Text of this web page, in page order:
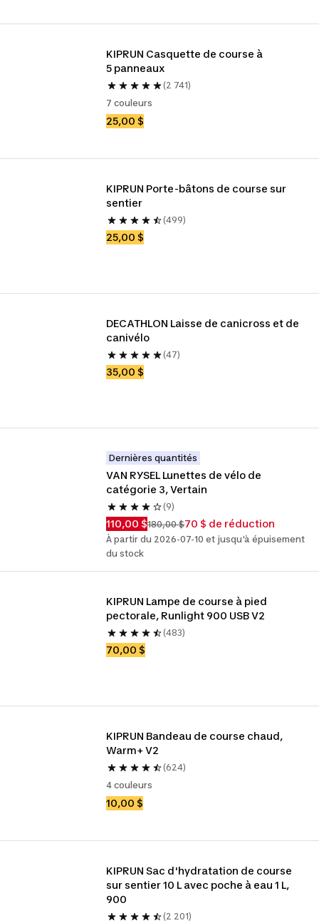
KIPRUN Casquette de course à
5 panneaux
(2 741)
7 couleurs
25,00 $
KIPRUN Porte-bâtons de course sur
sentier
(499)
25,00 $
DECATHLON Laisse de canicross et de
canivélo
(47)
35,00 $
Dernières quantités
VAN RYSEL Lunettes de vélo de
catégorie 3, Vertain
(9)
110,00 $180,00 $70 $ de réduction
À partir du 2026-07-10 et jusqu'à épuisement
du stock
KIPRUN Lampe de course à pied
pectorale, Runlight 900 USB V2
(483)
70,00 $
KIPRUN Bandeau de course chaud,
Warm+ V2
(624)
4 couleurs
10,00 $
KIPRUN Sac d'hydratation de course
sur sentier 10 L avec poche à eau 1 L,
900
(2 201)